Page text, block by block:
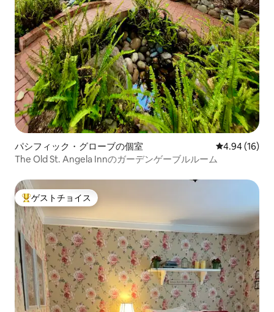
パシフィック・グローブの個室 レビュー16
4.94 (16)
The Old St. Angela Innのガーデンゲーブルルーム
大好評のゲストチョイスです。
ゲストチョイス